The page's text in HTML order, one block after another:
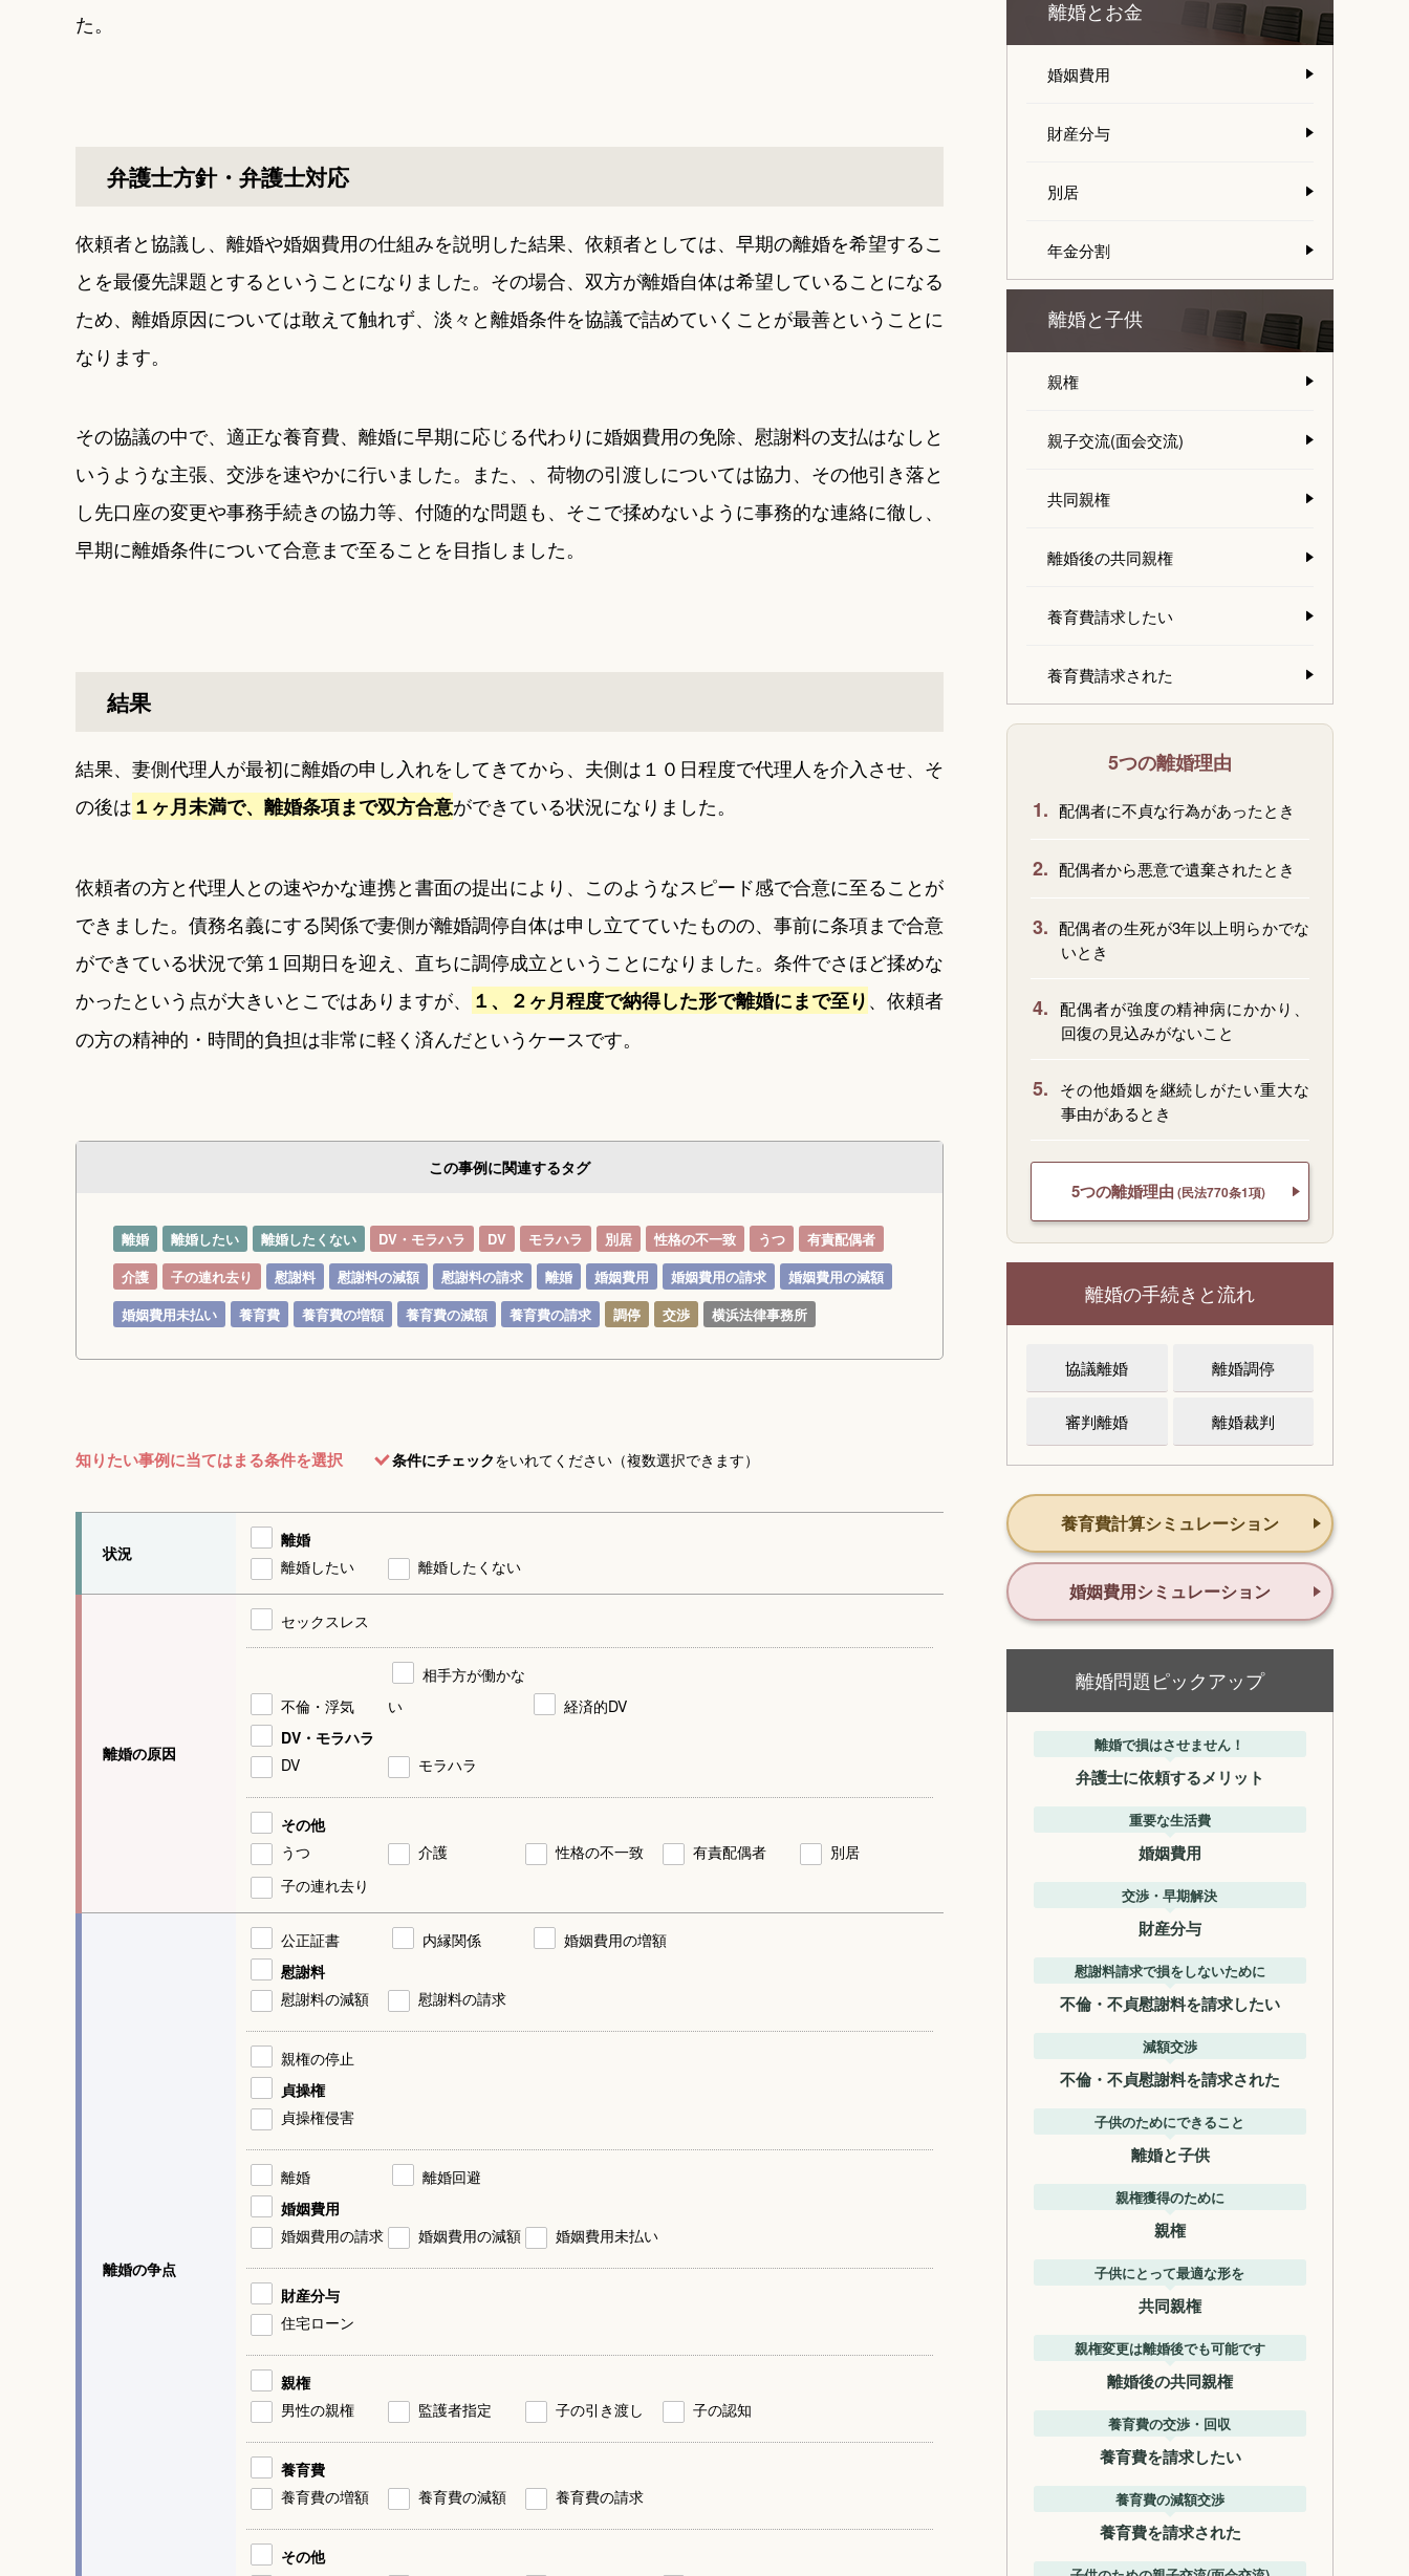
た。
弁護士方針・弁護士対応
依頼者と協議し、離婚や婚姻費用の仕組みを説明した結果、依頼者としては、早期の離婚を希望するこ
とを最優先課題とするということになりました。その場合、双方が離婚自体は希望していることになる
ため、離婚原因については敢えて触れず、淡々と離婚条件を協議で詰めていくことが最善ということに
なります。
その協議の中で、適正な養育費、離婚に早期に応じる代わりに婚姻費用の免除、慰謝料の支払はなしと
いうような主張、交渉を速やかに行いました。また、、荷物の引渡しについては協力、その他引き落と
し先口座の変更や事務手続きの協力等、付随的な問題も、そこで揉めないように事務的な連絡に徹し、
早期に離婚条件について合意まで至ることを目指しました。
結果
結果、妻側代理人が最初に離婚の申し入れをしてきてから、夫側は１０日程度で代理人を介入させ、そ
の後は１ヶ月未満で、離婚条項まで双方合意ができている状況になりました。
依頼者の方と代理人との速やかな連携と書面の提出により、このようなスピード感で合意に至ることが
できました。債務名義にする関係で妻側が離婚調停自体は申し立てていたものの、事前に条項まで合意
ができている状況で第１回期日を迎え、直ちに調停成立ということになりました。条件でさほど揉めな
かったという点が大きいとこではありますが、
１、２ヶ月程度で納得した形で離婚にまで至り、依頼者
の方の精神的・時間的負担は非常に軽く済んだというケースです。
この事例に関連するタグ
離婚 離婚したい 離婚したくない DV・モラハラ DV モラハラ 別居 性格の不一致 うつ
有責配偶者
介護
子の連れ去り 慰謝料 慰謝料の減額 慰謝料の請求 離婚 婚姻費用 婚姻費用の請求
婚姻費用の減額
婚姻費用未払い
養育費 養育費の増額 養育費の減額 養育費の請求 調停 交渉 横浜法律事務所
知りたい事例に当てはまる条件を選択 条件にチェックをいれてください（複数選択できます）
状況
離婚
離婚したい
離婚したくない
離婚の原因
セックスレス
不倫・浮気
相手方が働かな
い
経済的DV
DV・モラハラ
DV
モラハラ
その他
うつ
介護 性格の不一致 有責配偶者
別居
子の連れ去り
離婚の争点
公正証書 内縁関係
婚姻費用の増額
慰謝料
慰謝料の減額
慰謝料の請求
親権の停止
貞操権
貞操権侵害
離婚
離婚回避
婚姻費用
婚姻費用の請求
婚姻費用の減額 婚姻費用未払い
財産分与
住宅ローン
親権
男性の親権
監護者指定 子の引き渡し 子の認知
養育費
養育費の増額
養育費の減額 養育費の請求
その他
離婚とお金
婚姻費用
財産分与
別居
年金分割
離婚と子供
親権
親子交流(面会交流)
共同親権
離婚後の共同親権
養育費請求したい
養育費請求された
5つの離婚理由
1. 配偶者に不貞な行為があったとき
2. 配偶者から悪意で遺棄されたとき
3. 配偶者の生死が3年以上明らかでな
いとき
4. 配偶者が強度の精神病にかかり、
回復の見込みがないこと
5.
その他婚姻を継続しがたい重大な
事由があるとき
5つの離婚理由 (民法770条1項)
離婚の手続きと流れ
協議離婚 離婚調停
審判離婚 離婚裁判
養育費計算シミュレーション
婚姻費用シミュレーション
離婚問題ピックアップ
離婚で損はさせません！
弁護士に依頼するメリット
重要な生活費
婚姻費用
交渉・早期解決
財産分与
慰謝料請求で損をしないために
不倫・不貞慰謝料を請求したい
減額交渉
不倫・不貞慰謝料を請求された
子供のためにできること
離婚と子供
親権獲得のために
親権
子供にとって最適な形を
共同親権
親権変更は離婚後でも可能です
離婚後の共同親権
養育費の交渉・回収
養育費を請求したい
養育費の減額交渉
養育費を請求された